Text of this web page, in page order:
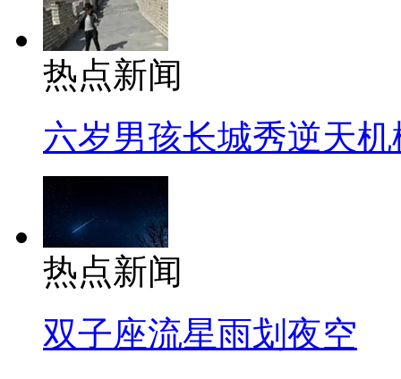
热点新闻
六岁男孩长城秀逆天机
热点新闻
双子座流星雨划夜空